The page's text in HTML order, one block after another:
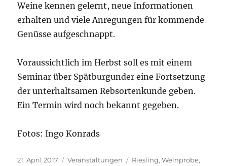
Weine kennen gelernt, neue Informationen
erhalten und viele Anregungen für kommende
Genüsse aufgeschnappt.
Voraussichtlich im Herbst soll es mit einem
Seminar über Spätburgunder eine Fortsetzung
der unterhaltsamen Rebsortenkunde geben.
Ein Termin wird noch bekannt gegeben.
Fotos: Ingo Konrads
Veröffentlicht
21. April 2017 Kategorien
Veranstaltungen Schlagwörter
Riesling,Weinprobe,